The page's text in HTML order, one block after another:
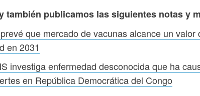
también publicamos las siguientes notas y
que mercado de vacunas alcance un valor
en 2031
investiga enfermedad desconocida que ha
en República Democrática del Congo